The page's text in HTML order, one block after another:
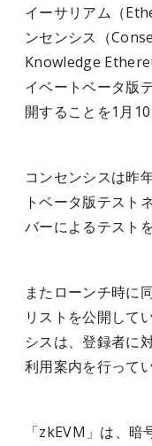
イーサリアム（
ンセンシス（
Knowledge
イベートベータ版
開することを1月10
コンセンシスは昨
トベータ版テスト
バーによるテスト
またローンチ時に
リストを公開して
シスは、登録者に
利用案内を行って
「zkEVM」は、